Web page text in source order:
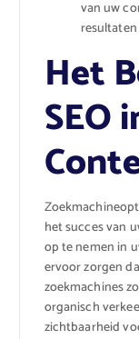
van uw
Het
SEO
het succes van
op te nemen in
ervoor zorgen
zoekmachines
organisch
zichtbaarheid